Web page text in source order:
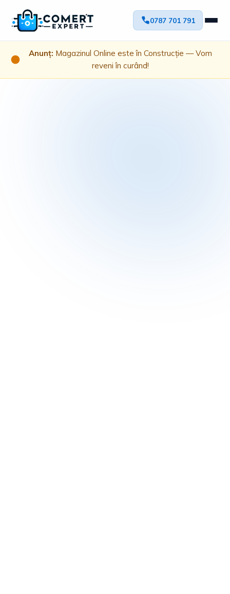
0787 701 791
Anunț: Magazinul Online este în Construcție — Vom
reveni în curând!